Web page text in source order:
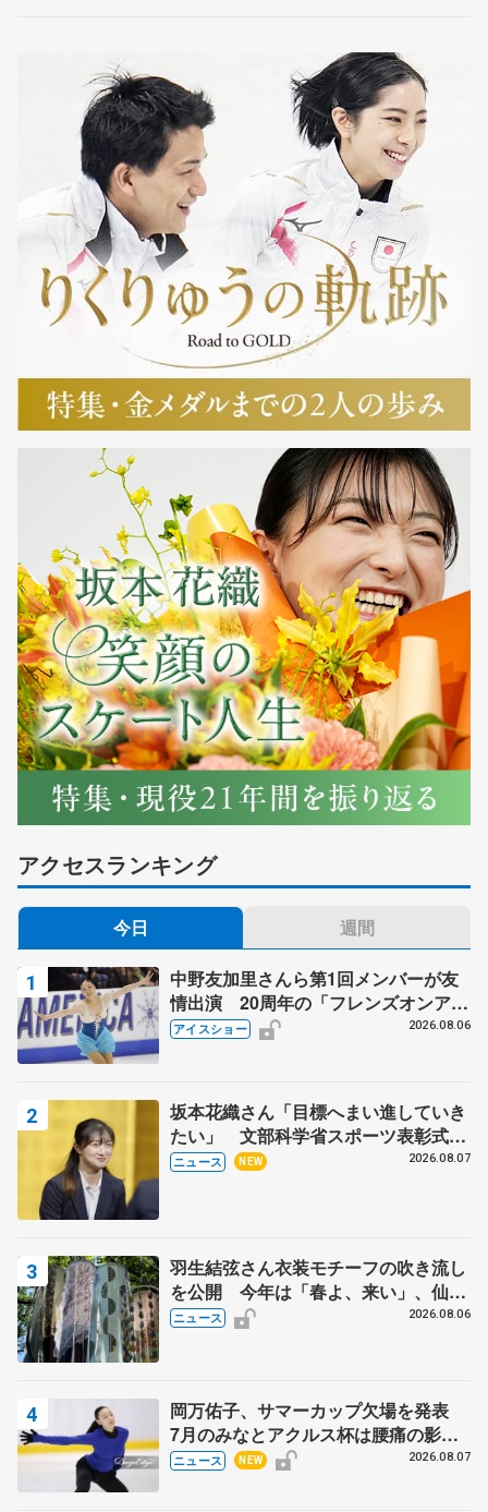
アクセスランキング
今日 週間
中野友加里さんら第1回メンバーが友
情出演 20周年の「フレンズオンアイ
ス」 宮本賢二さん、有川梨絵さん、
アイスショー 2026.08.06
坂本花織さん「目標へまい進していき
たい」 文部科学省スポーツ表彰式で
代表謝辞
ニュース NEW 2026.08.07
羽生結弦さん衣装モチーフの吹き流し
を公開 今年は「春よ、来い」、仙台
の瑞鳳殿
ニュース 2026.08.06
岡万佑子、サマーカップ欠場を発表
7月のみなとアクルス杯は腰痛の影響
で
ニュース NEW 2026.08.07